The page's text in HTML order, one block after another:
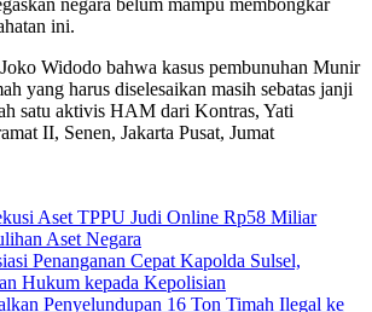
negara belum mampu membongkar
ini.
Widodo bahwa kasus pembunuhan Munir
yang harus diselesaikan masih sebatas janji
satu aktivis HAM dari Kontras, Yati
II, Senen, Jakarta Pusat, Jumat
Aset TPPU Judi Online Rp58 Miliar
Aset Negara
Penanganan Cepat Kapolda Sulsel,
Hukum kepada Kepolisian
Penyelundupan 16 Ton Timah Ilegal ke